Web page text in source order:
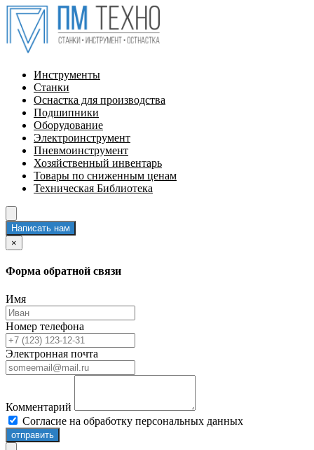
Инструменты
Станки
Оснастка для производства
Подшипники
Оборудование
Электроинструмент
Пневмоинструмент
Хозяйственный инвентарь
Товары по сниженным ценам
Техническая Библиотека
Написать нам
×
Форма обратной связи
Имя
Номер телефона
Электронная почта
Комментарий
Согласие на обработку персональных данных
отправить